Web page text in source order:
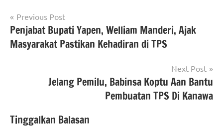
Navigasi
pos
Previous Post
Penjabat Bupati Yapen, Welliam Manderi, Ajak
Masyarakat Pastikan Kehadiran di TPS
Next Post
Jelang Pemilu, Babinsa Koptu Aan Bantu
Pembuatan TPS Di Kanawa
Tinggalkan Balasan